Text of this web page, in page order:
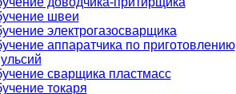
швеи
электрогазосварщика
аппаратчика по приготовлению
сварщика пластмасс
токаря